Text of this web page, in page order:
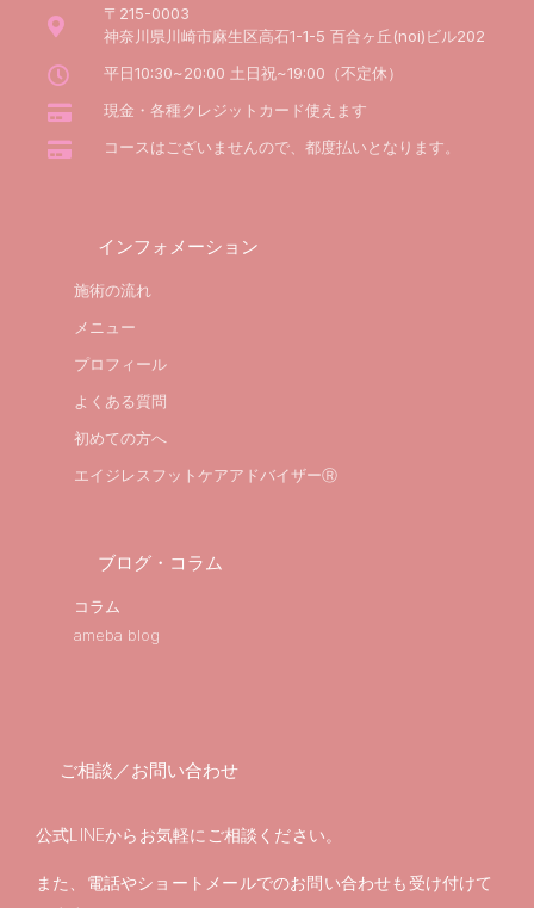
〒215-0003
神奈川県川崎市麻生区高石1-1-5 百合ヶ丘(noi)ビル202
平日10:30~20:00 土日祝~19:00（不定休）
現金・各種クレジットカード使えます
コースはございませんので、都度払いとなります。
インフォメーション
施術の流れ
メニュー
プロフィール
よくある質問
初めての方へ
エイジレスフットケアアドバイザーⓇ
ブログ・コラム
コラム
ameba blog
ご相談／お問い合わせ
公式LINEからお気軽にご相談ください。
また、電話やショートメールでのお問い合わせも受け付けて